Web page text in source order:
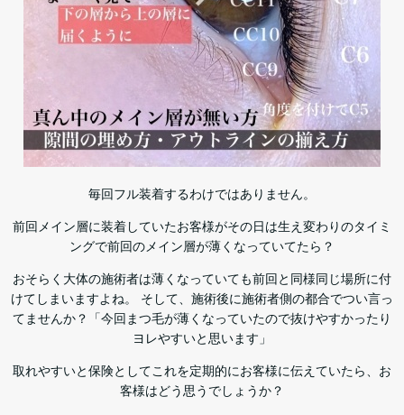
毎回フル装着するわけではありません。
前回メイン層に装着していたお客様がその日は生え変わりのタイミ
ングで前回のメイン層が薄くなっていてたら？
おそらく大体の施術者は薄くなっていても前回と同様同じ場所に付
けてしまいますよね。 そして、施術後に施術者側の都合でつい言っ
てませんか？「今回まつ毛が薄くなっていたので抜けやすかったり
ヨレやすいと思います」
取れやすいと保険としてこれを定期的にお客様に伝えていたら、お
客様はどう思うでしょうか？